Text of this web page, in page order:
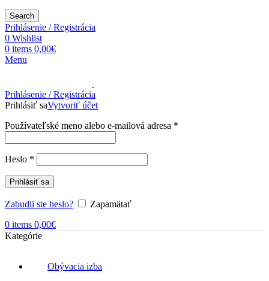
Search
Prihlásenie / Registrácia
0 Wishlist
0 items 0,00€
Menu
Prihlásenie / Registrácia
Prihlásiť saVytvoriť účet
Používateľské meno alebo e-mailová adresa *
Heslo *
Prihlásiť sa
Zabudli ste heslo?
Zapamätať
0 items 0,00€
Kategórie
Obývacia izba